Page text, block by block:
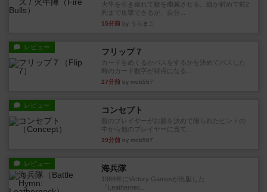
火牛を引き連れて敵を殲滅させる。縦か斜めで前2
列まで攻撃できるが、自分...
15分前 by うらまこ
レビュー フリップ７
カードをめくるかパスをするかを決めてパスした
時のカード数字が得点になる...
27分前 by mob567
レビュー コンセプト
親のプレイヤーがお題を決めて限られたヒントの
中から他のプレイヤーに当て...
39分前 by mob567
レビュー 海兵隊
1988年にVictory Gamesが出版した
『Leathernec...